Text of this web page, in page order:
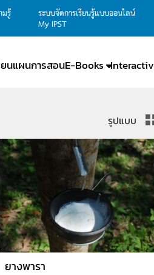
รู้
ระบบจัดการเรียนรู้แบบออนไลน์
My IPST
นแผนการสอนE-Books
รูปแบบ
ยางพารา